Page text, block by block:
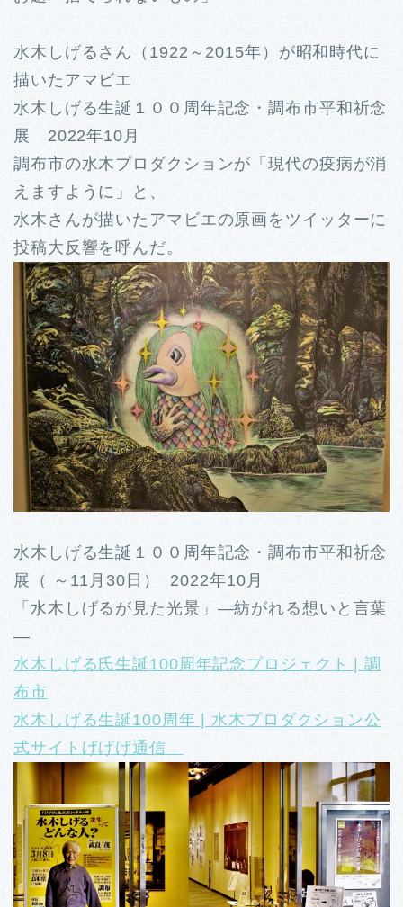
水木しげるさん（1922～2015年）が昭和時代に
描いたアマビエ
水木しげる生誕１００周年記念・調布市平和祈念
展 2022年10月
調布市の水木プロダクションが「現代の疫病が消
えますように」と、
水木さんが描いたアマビエの原画をツイッターに
投稿大反響を呼んだ。
水木しげる生誕１００周年記念・調布市平和祈念
展（ ～11月30日） 2022年10月
「水木しげるが見た光景」―紡がれる想いと言葉
―
水木しげる氏生誕100周年記念プロジェクト | 調
布市
水木しげる生誕100周年 | 水木プロダクション公
式サイトげげげ通信